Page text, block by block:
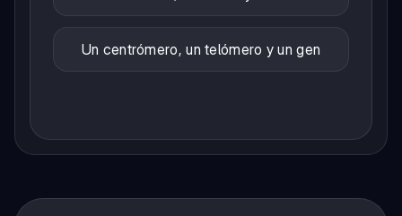
Un centrómero, un telómero y un gen